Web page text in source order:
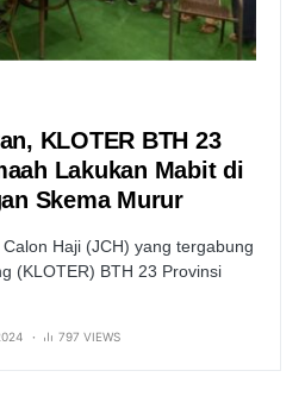
KLOTER BTH 23
Lakukan Mabit di
Skema Murur
Haji (JCH) yang tergabung
(KLOTER) BTH 23 Provinsi
797 VIEWS